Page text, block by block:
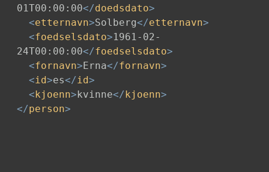
01T00:00:00</doedsdato>
<etternavn>Solberg</etternavn>
<foedselsdato>1961-02-
24T00:00:00</foedselsdato>
<fornavn>Erna</fornavn>
<id>es</id>
<kjoenn>kvinne</kjoenn>
</person>